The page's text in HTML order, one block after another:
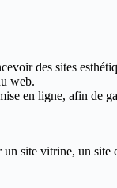
des sites
web.
en ligne, afin de
site vitrine, un